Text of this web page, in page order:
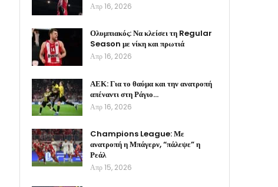
Απρ 16, 2026
Ολυμπιακός: Να κλείσει τη Regular
Season με νίκη και πρωτιά
Απρ 16, 2026
ΑΕΚ: Για το θαύμα και την ανατροπή
απέναντι στη Ράγιο…
Απρ 16, 2026
Champions League: Με
ανατροπή η Μπάγερν, “πάλεψε” η
Ρεάλ
Απρ 15, 2026